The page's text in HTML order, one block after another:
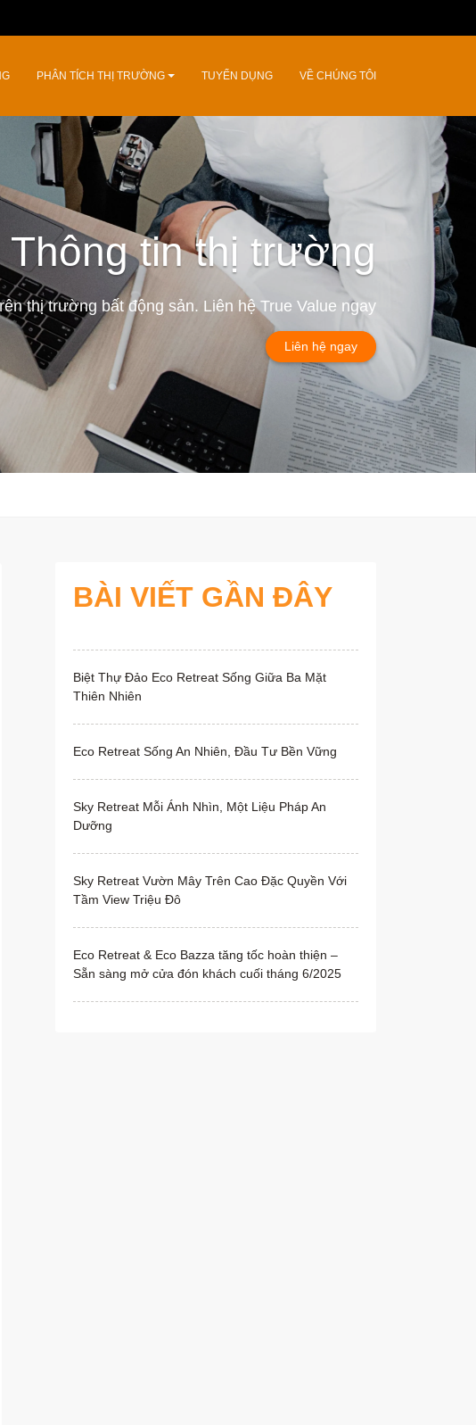
PHÂN TÍCH THỊ TRƯỜNG TUYỂN DỤNG VỀ CHÚNG TÔI
Thông tin thị trường
thị trường bất động sản. Liên hệ True Value ngay
Liên hệ ngay
BÀI VIẾT GẦN ĐÂY
Biệt Thự Đảo Eco Retreat Sống Giữa Ba Mặt
Thiên Nhiên
Eco Retreat Sống An Nhiên, Đầu Tư Bền Vững
Sky Retreat Mỗi Ánh Nhìn, Một Liệu Pháp An
Dưỡng
Sky Retreat Vườn Mây Trên Cao Đặc Quyền Với
Tầm View Triệu Đô
Eco Retreat & Eco Bazza tăng tốc hoàn thiện –
Sẵn sàng mở cửa đón khách cuối tháng 6/2025